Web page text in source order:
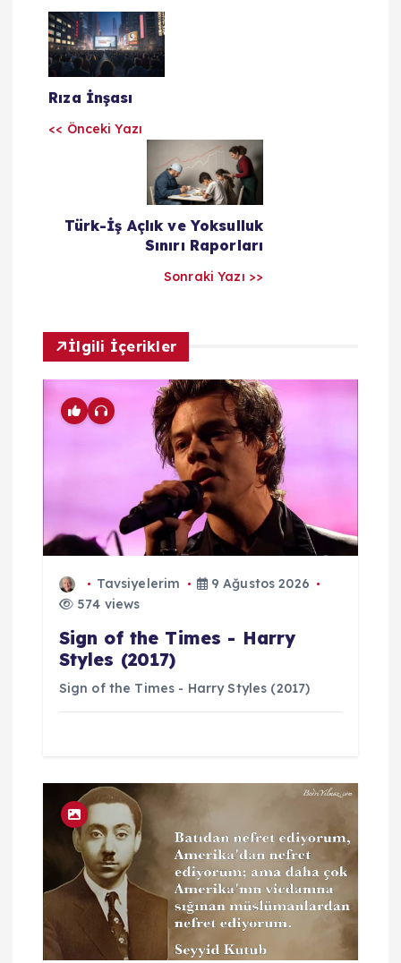
Y
a
z
m
Rıza İnşası
<< Önceki Yazı
Türk-İş Açlık ve Yoksulluk
Sınırı Raporları
Sonraki Yazı >>
İlgili İçerikler
Tavsiyelerim
9 Ağustos 2026
574 views
Sign of the Times - Harry
Styles (2017)
Sign of the Times - Harry Styles (2017)